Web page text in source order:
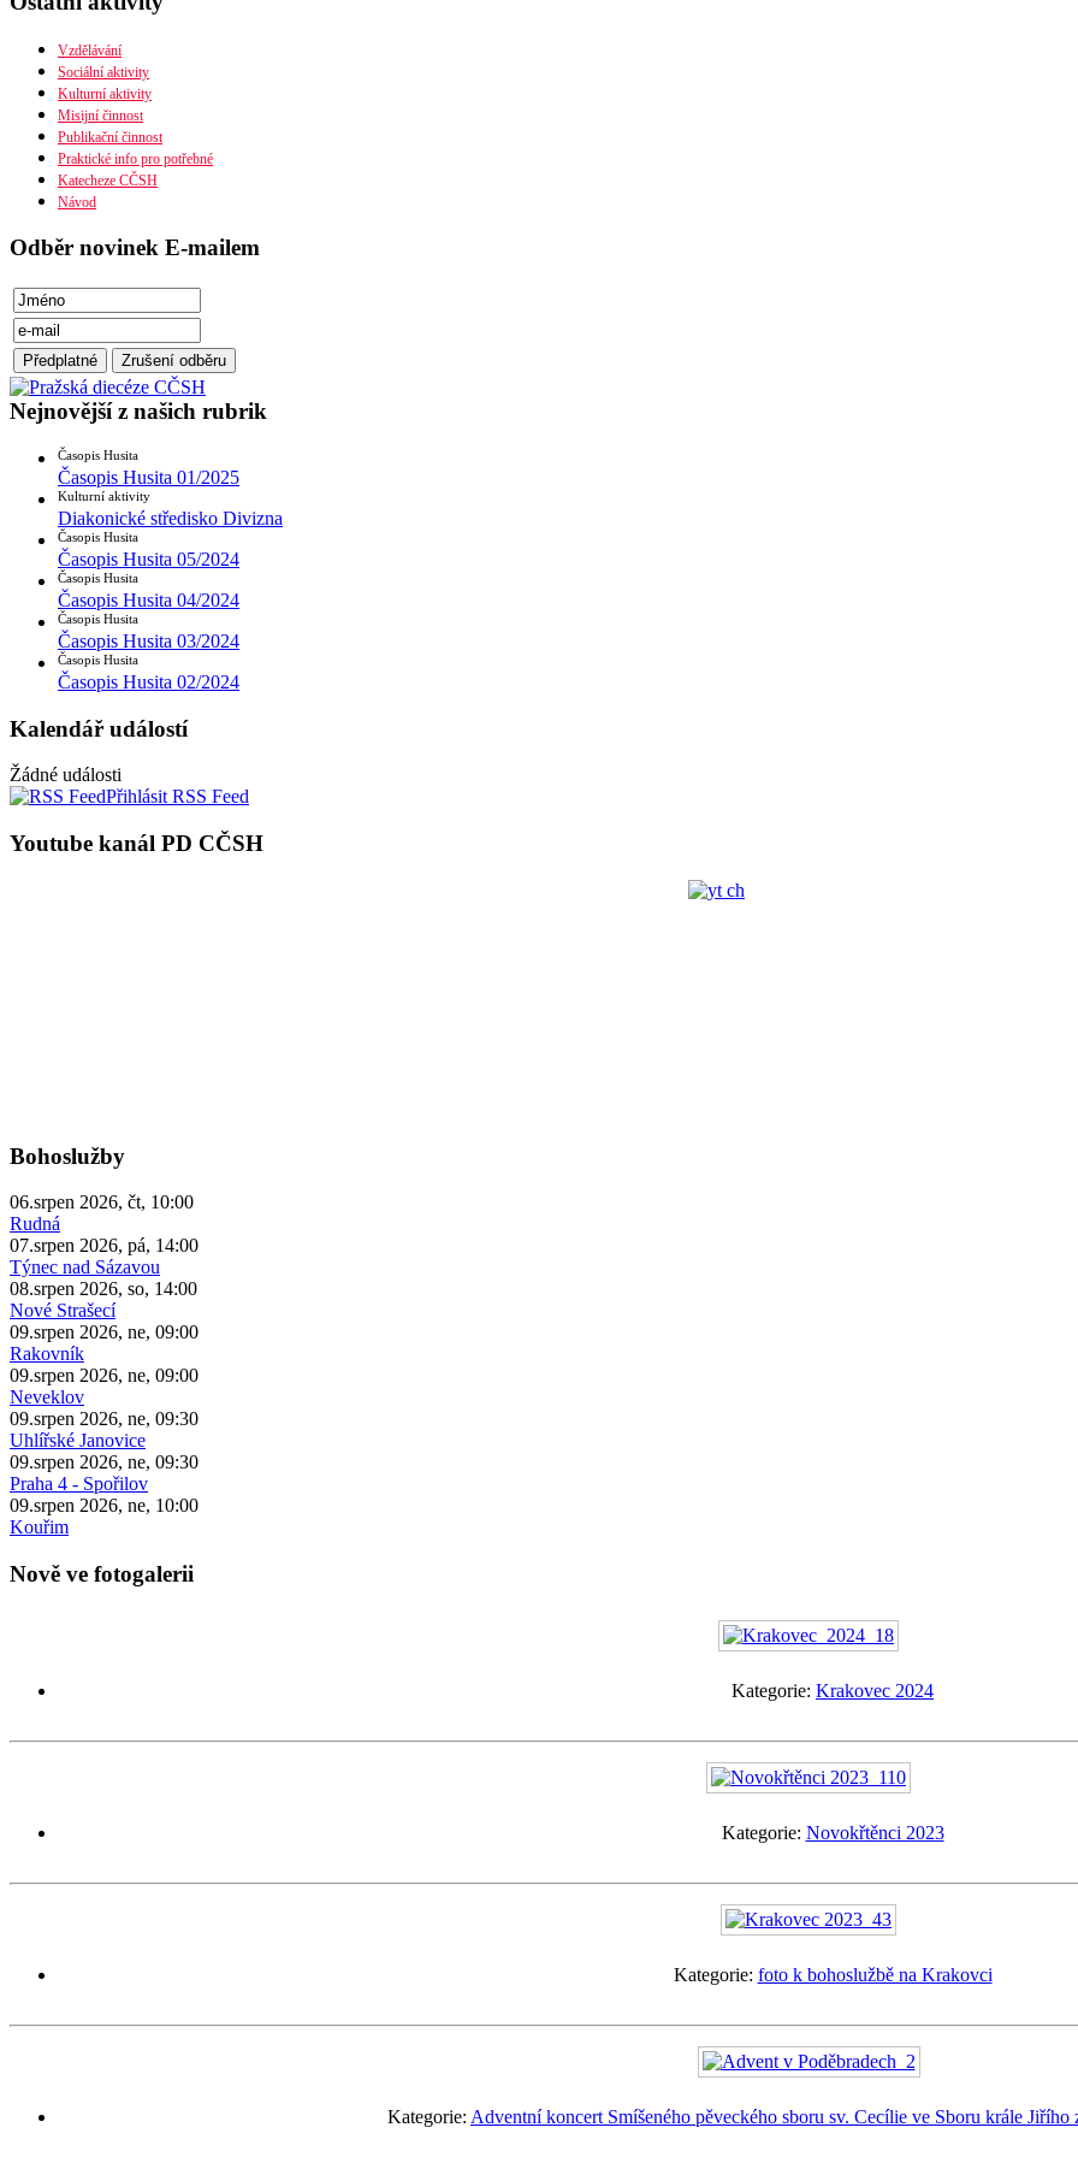
Diecéze
Ústřední rada
Husitská fakulta
Vzdělávání
Sociální aktivity
Kulturní aktivity
Misijní činnost
Publikační činnost
Praktické info pro potřebné
Katecheze CČSH
Návod
Odběr novinek E-mailem
Nejnovější z našich rubrik
Časopis Husita
Časopis Husita 01/2025
Kulturní aktivity
Diakonické středisko Divizna
Časopis Husita
Časopis Husita 05/2024
Časopis Husita
Časopis Husita 04/2024
Časopis Husita
Časopis Husita 03/2024
Časopis Husita
Časopis Husita 02/2024
Kalendář událostí
Žádné události
Přihlásit RSS Feed
Youtube kanál PD CČSH
Bohoslužby
06.srpen 2026, čt, 10:00
Rudná
07.srpen 2026, pá, 14:00
Týnec nad Sázavou
08.srpen 2026, so, 14:00
Nové Strašecí
09.srpen 2026, ne, 09:00
Rakovník
09.srpen 2026, ne, 09:00
Neveklov
09.srpen 2026, ne, 09:30
Uhlířské Janovice
09.srpen 2026, ne, 09:30
Praha 4 - Spořilov
09.srpen 2026, ne, 10:00
Kouřim
Nově ve fotogalerii
Kategorie: Krakovec 2024
Kategorie: Novokřtěnci 2023
Kategorie: foto k bohoslužbě na Krakovci
Kategorie: Adventní koncert Smíšeného pěveckého sboru sv. Cecílie ve Sboru krále Jiřího